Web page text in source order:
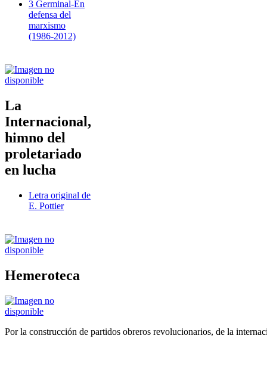
3 Germinal-En
defensa del
marxismo
(1986-2012)
La
Internacional,
himno del
proletariado
en lucha
Letra original de
E. Pottier
Hemeroteca
Por la construcción de partidos obreros revolucionarios, de la